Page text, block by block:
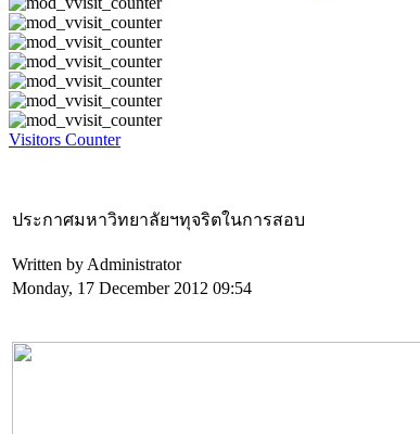
Visitors Counter
ประกาศมหาวิทยาลัยฯทุจริตในการสอบ
Written by Administrator
Monday, 17 December 2012 09:54